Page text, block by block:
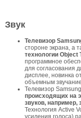
Звук
Телевизор
стороне экрана, а
технологии Object
программное
для согласования
дисплее, новинка
объемным
Телевизор
происходящих на
звуков, например,
Технология Active
усиления голоса)